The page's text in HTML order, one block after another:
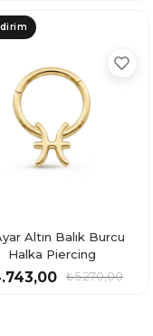
Altın Balık Burcu
Halka Piercing
₺5.270,00